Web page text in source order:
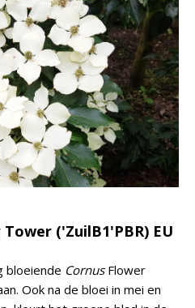
('ZuilB1'PBR) EU
bloeiende CornusFlower
Ook na de bloei in mei en